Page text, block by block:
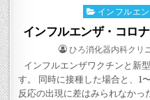
Posted
in
インフルエ
インフルエンザ・コロ
POSTED
BY
ひろ消化器内科クリ
インフルエンザワクチンと新
す。 同時に接種した場合と、1
反応の出現に差はみられなかっ